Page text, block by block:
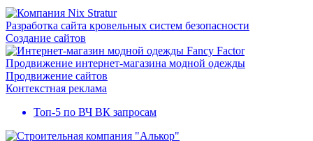
Разработка сайта кровельных систем безопасности
Создание сайтов
Продвижение интернет-магазина модной одежды
Продвижение сайтов
Контекстная реклама
Топ-5 по ВЧ ВК запросам